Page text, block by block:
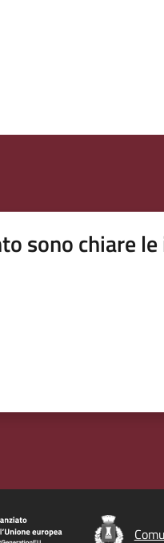
sono chiare